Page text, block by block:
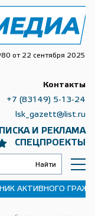
от 22 сентября 2025
И РЕКЛАМА
СПЕЦПРОЕКТЫ
Контакты
+7 (83149) 5-13-24
lsk_gazett@list.ru
АКТИВНОГО